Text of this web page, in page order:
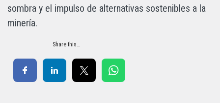
sombra y el impulso de alternativas sostenibles a la
minería.
Share this…